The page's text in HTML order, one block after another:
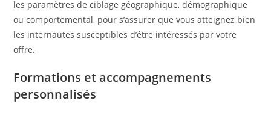
les paramètres de ciblage géographique, démographique
ou comportemental, pour s’assurer que vous atteignez bien
les internautes susceptibles d’être intéressés par votre
offre.
Formations et accompagnements
personnalisés